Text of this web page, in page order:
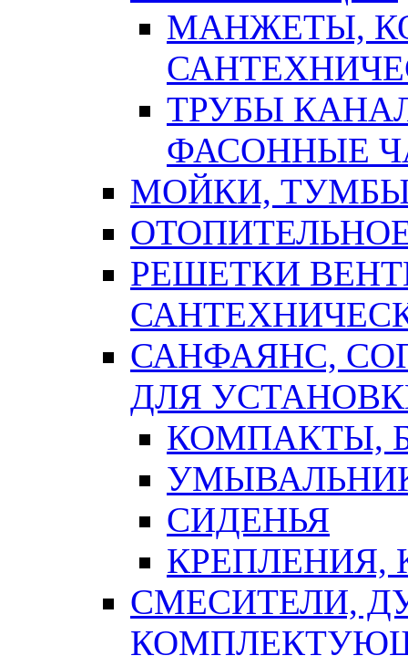
МАНЖЕТЫ,
ТРУБЫ
ФАСОННЫЕ
МОЙКИ,
РЕШЕТКИ
САНФАЯНС,
ДЛЯ
КОМПАКТЫ,
СИДЕНЬЯ
СМЕСИТЕЛИ,